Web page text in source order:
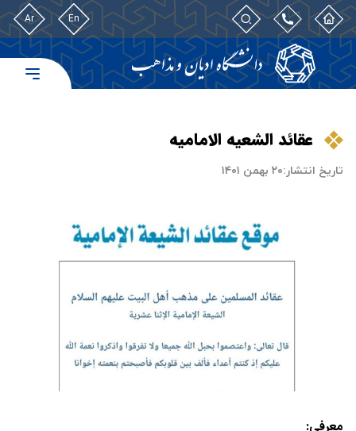
En
Ar
عقائد الشعیه الامامیه
تاریخ انتشار:۲۰ بهمن ۱۴۰۱
معرفی: